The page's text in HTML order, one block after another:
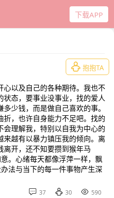
下载APP
 抱抱TA
以及自己的各种期待。我也不
态，要事业没事业，找的爱人
少钱，而是做自己喜欢的事。
，也许自身能力不足吧。找的
理解我，特别以自我为中心的
越有以暴力镇压我的倾向。离
开，还不知要攒到猴年马
。心绪每天都像浮萍一样，飘
法与当下的每一件事物产生深
 37  30  590